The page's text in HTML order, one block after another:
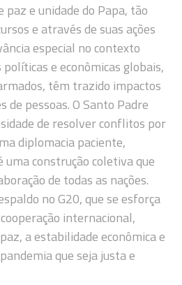
paz e unidade do Papa, tão
e através de suas ações
especial no contexto
e econômicas globais,
têm trazido impactos
pessoas. O Santo Padre
de resolver conflitos por
diplomacia paciente,
uma construção coletiva que
de todas as nações.
no G20, que se esforça
internacional,
a estabilidade econômica e
que seja justa e